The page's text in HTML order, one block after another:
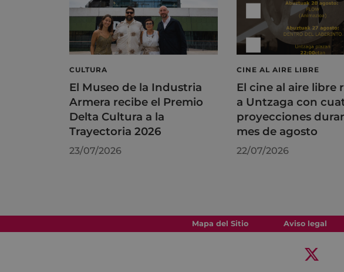
CULTURA
El Museo de la Industria
Armera recibe el Premio
Delta Cultura a la
Trayectoria 2026
23/07/2026
CINE AL AIRE LIBRE
El cine al aire libre
a Untzaga con
proyecciones
mes de agosto
22/07/2026
Mapa del Sitio Aviso legal